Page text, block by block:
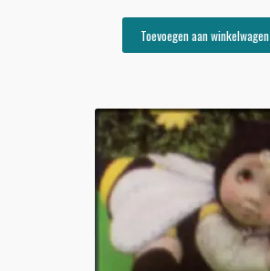
Toevoegen aan winkelwagen